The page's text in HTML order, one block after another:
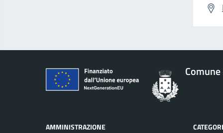
AMMINISTRAZIONE